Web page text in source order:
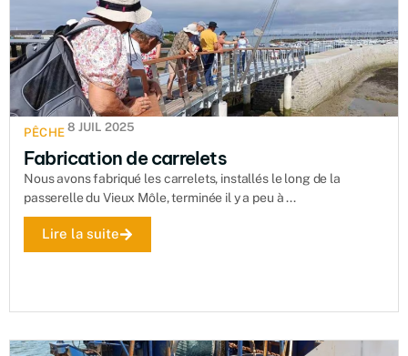
PÊCHE 8 JUIL 2025
Fabrication de carrelets
Nous avons fabriqué les carrelets, installés le long de la
passerelle du Vieux Môle, terminée il y a peu à ...
Lire la suite